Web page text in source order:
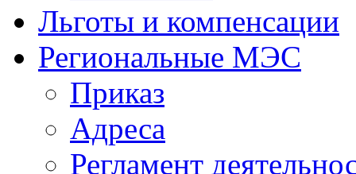
Льготы и компенсации
Региональные МЭС
Приказ
Адреса
Регламент